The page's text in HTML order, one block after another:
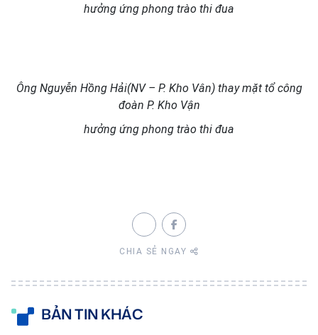
hưởng ứng phong trào thi đua
Ông Nguyễn Hồng Hải(NV – P. Kho Vân) thay mặt tổ công
đoàn P. Kho Vận
hưởng ứng phong trào thi đua
CHIA SẺ NGAY
BẢN TIN KHÁC